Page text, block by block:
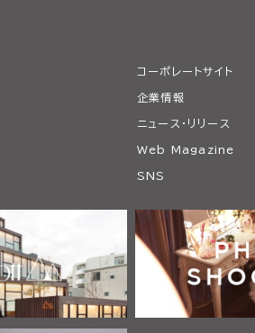
コーポレートサイト
企業情報
ニュース・リリース
Web Magazine
SNS